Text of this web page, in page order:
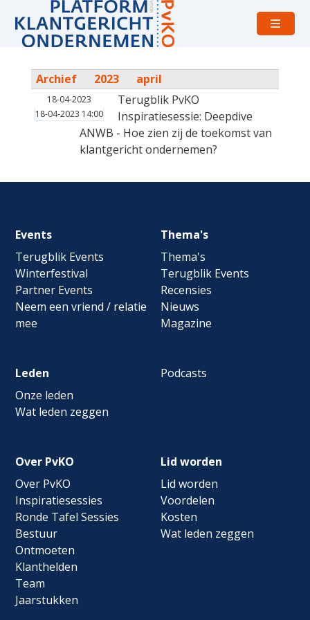
Open
Archief 2023 april
18-04-2023
18-04-2023 14:00
Terugblik PvKO
Inspiratiesessie: Deepdive
ANWB - Hoe zien zij de toekomst van
klantgericht ondernemen?
Footer
navigation
Events
Terugblik Events
Winterfestival
Partner Events
Neem een vriend / relatie
mee
Thema's
Thema's
Terugblik Events
Recensies
Nieuws
Magazine
Leden
Onze leden
Wat leden zeggen
Podcasts
Over PvKO
Over PvKO
Inspiratiesessies
Ronde Tafel Sessies
Bestuur
Ontmoeten
Klanthelden
Team
Jaarstukken
Lid worden
Lid worden
Voordelen
Kosten
Wat leden zeggen